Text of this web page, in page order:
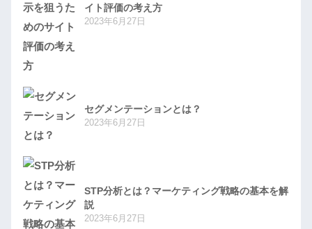
イト評価の考え方
2023年6月27日
セグメンテーションとは？
2023年6月27日
STP分析とは？マーケティング戦略の基本を解
説
2023年6月27日